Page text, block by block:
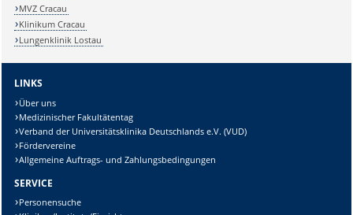
MVZ Cracau
Klinikum Cracau
Lungenklinik Lostau
LINKS
Über uns
Medizinischer Fakultätentag
Verband der Universitätsklinika Deutschlands e.V. (VUD)
Fördervereine
Allgemeine Auftrags- und Zahlungsbedingungen
SERVICE
Personensuche